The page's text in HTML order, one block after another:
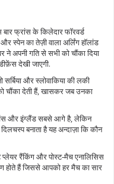
बार फ्रांस के किलेदार फॉरवर्ड
स्पेन का तेज़ी वाला अर्लिंग हॉलांड
ने अपनी गति से सभी को चौंका दिया
देखी जाएगी.
और स्लोवाकिया की लकी
चौंका देती हैं, खासकर जब उनका
और इंग्लैंड सबसे आगे है, लेकिन
बनाता है यह अन्दाज़ा कि कौन
रैंकिंग और पोस्ट‑मैच एनालिसिस
होते हैं जिससे आपको हर मैच का सार